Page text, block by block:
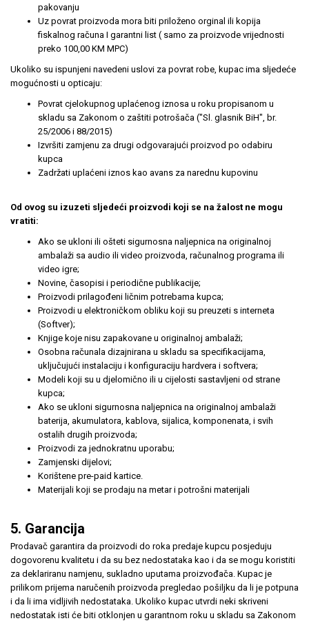
pakovanju
Uz povrat proizvoda mora biti priloženo orginal ili kopija
fiskalnog računa I garantni list ( samo za proizvode vrijednosti
preko 100,00 KM MPC)
Ukoliko su ispunjeni navedeni uslovi za povrat robe, kupac ima sljedeće
mogućnosti u opticaju:
Povrat cjelokupnog uplaćenog iznosa u roku propisanom u
skladu sa Zakonom o zaštiti potrošača ("Sl. glasnik BiH", br.
25/2006 i 88/2015)
Izvršiti zamjenu za drugi odgovarajući proizvod po odabiru
kupca
Zadržati uplaćeni iznos kao avans za narednu kupovinu
Od ovog su izuzeti sljedeći proizvodi koji se na žalost ne mogu
vratiti:
Ako se ukloni ili ošteti sigurnosna naljepnica na originalnoj
ambalaži sa audio ili video proizvoda, računalnog programa ili
video igre;
Novine, časopisi i periodične publikacije;
Proizvodi prilagođeni ličnim potrebama kupca;
Proizvodi u elektroničkom obliku koji su preuzeti s interneta
(Softver);
Knjige koje nisu zapakovane u originalnoj ambalaži;
Osobna računala dizajnirana u skladu sa specifikacijama,
uključujući instalaciju i konfiguraciju hardvera i softvera;
Modeli koji su u djelomično ili u cijelosti sastavljeni od strane
kupca;
Ako se ukloni sigurnosna naljepnica na originalnoj ambalaži
baterija, akumulatora, kablova, sijalica, komponenata, i svih
ostalih drugih proizvoda;
Proizvodi za jednokratnu uporabu;
Zamjenski dijelovi;
Korištene pre-paid kartice.
Materijali koji se prodaju na metar i potrošni materijali
5. Garancija
Prodavač garantira da proizvodi do roka predaje kupcu posjeduju
dogovorenu kvalitetu i da su bez nedostataka kao i da se mogu koristiti
za deklariranu namjenu, sukladno uputama proizvođača. Kupac je
prilikom prijema naručenih proizvoda pregledao pošiljku da li je potpuna
i da li ima vidljivih nedostataka. Ukoliko kupac utvrdi neki skriveni
nedostatak isti će biti otklonjen u garantnom roku u skladu sa Zakonom